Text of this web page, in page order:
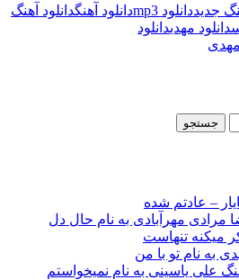
جدیددانلود mp3 دانلود آهنگدانلود آهنگ
دانلود مهدیدانلود
– عادتم شده
مرادی مهرآبادی به نام حال دل
میکنه تنهاست
به نام تو با من
علی یاسینی به نام نمیخواستم